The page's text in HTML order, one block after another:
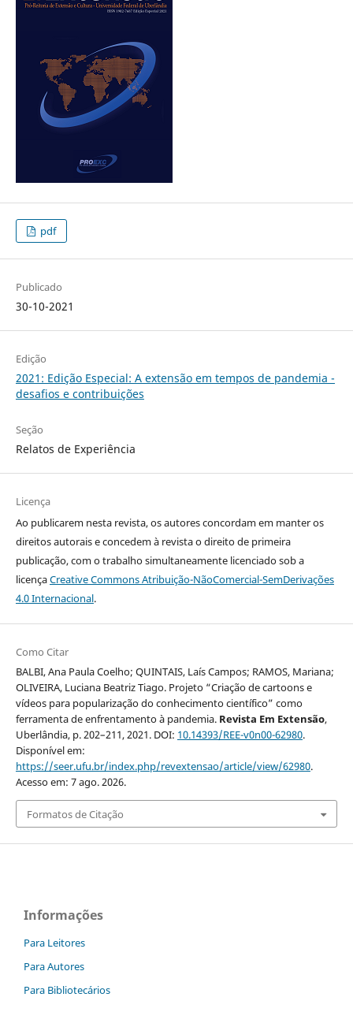
pdf
Publicado
30-10-2021
Edição
2021: Edição Especial: A extensão em tempos de pandemia -
desafios e contribuições
Seção
Relatos de Experiência
Licença
Ao publicarem nesta revista, os autores concordam em manter os
direitos autorais e concedem à revista o direito de primeira
publicação, com o trabalho simultaneamente licenciado sob a
licençaCreative Commons Atribuição-NãoComercial-SemDerivações
4.0 Internacional.
Como Citar
BALBI, Ana Paula Coelho; QUINTAIS, Laís Campos; RAMOS, Mariana;
OLIVEIRA, Luciana Beatriz Tiago. Projeto “Criação de cartoons e
vídeos para popularização do conhecimento científico” como
ferramenta de enfrentamento à pandemia. Revista Em Extensão,
Uberlândia, p. 202–211, 2021. DOI: 10.14393/REE-v0n00-62980.
Disponível em:
https://seer.ufu.br/index.php/revextensao/article/view/62980.
Acesso em: 7 ago. 2026.
Formatos de Citação
Informações
Para Leitores
Para Autores
Para Bibliotecários